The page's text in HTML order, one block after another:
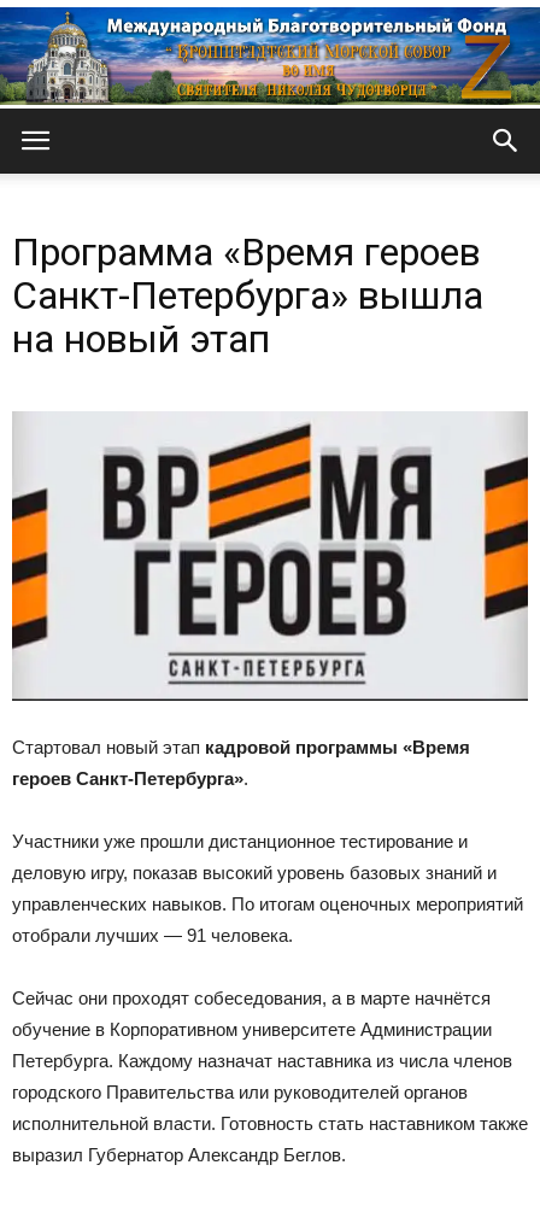
Морской
Программа «Время героев
Санкт-Петербурга» вышла
на новый этап
Стартовал новый этап кадровой программы «Время
героев Санкт-Петербурга».
Участники уже прошли дистанционное тестирование и
деловую игру, показав высокий уровень базовых знаний и
управленческих навыков. По итогам оценочных мероприятий
отобрали лучших — 91 человека.
Сейчас они проходят собеседования, а в марте начнётся
обучение в Корпоративном университете Администрации
Петербурга. Каждому назначат наставника из числа членов
городского Правительства или руководителей органов
исполнительной власти. Готовность стать наставником также
выразил Губернатор Александр Беглов.